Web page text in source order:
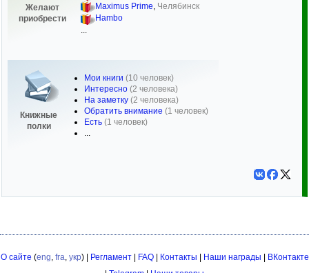
Желают
приобрести
Maximus Prime, Челябинск
Hambo
Книжные
полки
Мои книги (10 человек)
Интересно (2 человека)
На заметку (2 человека)
Обратить внимание (1 человек)
Есть (1 человек)
...
О сайте (eng, fra, укр) | Регламент| FAQ| Контакты Наши награды
ВКонтакте